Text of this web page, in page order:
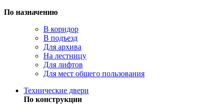
По назначению
В коридор
В подъезд
Для архива
На лестницу
Для лифтов
Для мест общего пользования
Технические двери
По конструкции